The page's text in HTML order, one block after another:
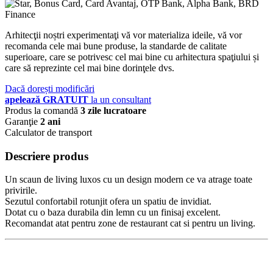
Arhitecţii noștri experimentaţi vă vor materializa ideile, vă vor
recomanda cele mai bune produse, la standarde de calitate
superioare, care se potrivesc cel mai bine cu arhitectura spaţiului și
care să reprezinte cel mai bine dorinţele dvs.
Dacă dorești modificări
apelează GRATUIT la un consultant
Produs la comandă 3 zile lucratoare
Garanţie 2 ani
Calculator de transport
Descriere produs
Un scaun de living luxos cu un design modern ce va atrage toate
privirile.
Sezutul confortabil rotunjit ofera un spatiu de invidiat.
Dotat cu o baza durabila din lemn cu un finisaj excelent.
Recomandat atat pentru zone de restaurant cat si pentru un living.